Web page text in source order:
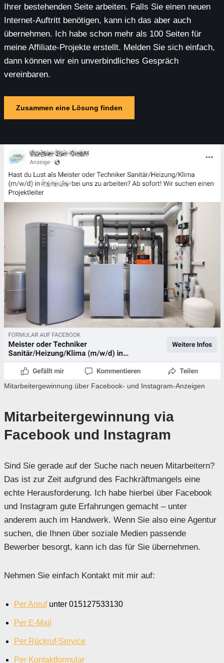
Ihrer bestehenden Seite arbeiten. Falls Sie einen neuen
Internet-Auftritt benötigen, kann ich das aber auch
übernehmen. Ich habe schon mehr als 100 Seiten für
meine Affiliate-Projekte erstellt. Melden Sie sich einfach,
dann können wir ein unverbindliches Gespräch
vereinbaren.
Zusammen eine Lösung finden
Mitarbeitergewinnung über Facebook- und Instagram-Anzeigen
Mitarbeitergewinnung via
Facebook und Instagram
Sind Sie gerade auf der Suche nach neuen Mitarbeitern?
Das ist zur Zeit aufgrund des Fachkräftmangels eine
echte Herausforderung. Ich habe hierbei über Facebook
und Instagram gute Erfahrungen gemacht – unter
anderem auch im Handwerk. Wenn Sie also eine Agentur
suchen, die Ihnen über soziale Medien passende
Bewerber besorgt, kann ich das für Sie übernehmen.
Nehmen Sie einfach Kontakt mit mir auf:
Per Anrufunter 015127533130
Per E-Mail
Per Rückruf-Service
Per Kontaktformular